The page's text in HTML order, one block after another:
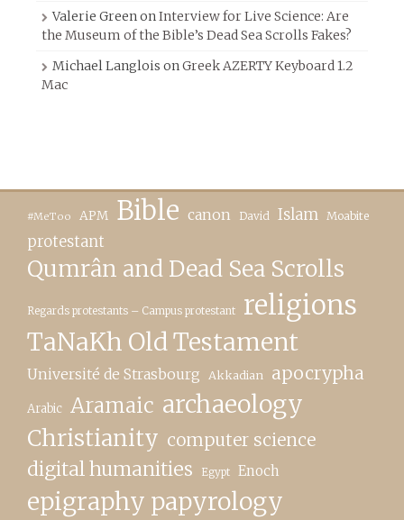
Valerie GreenonInterview for Live Science: Are
the Museum of the Bible’s Dead Sea Scrolls Fakes?
Michael Langlois onGreek AZERTY Keyboard 1.2
Mac
#MeToo APM Bible canon David Islam Moabite
protestant
Qumrân and Dead Sea Scrolls
Regards protestants – Campus protestant religions
TaNaKh Old Testament
Université de Strasbourg Akkadian apocrypha
Arabic Aramaic archaeology
Christianity computer science
digital humanities Egypt Enoch
epigraphy papyrology